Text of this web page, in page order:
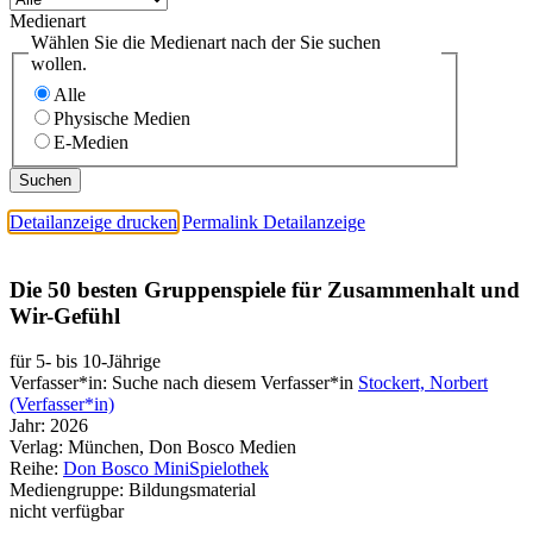
Medienart
Wählen Sie die Medienart nach der Sie suchen
wollen.
Alle
Physische Medien
E-Medien
Detailanzeige drucken Permalink Detailanzeige
Die 50 besten Gruppenspiele für Zusammenhalt und
Wir-Gefühl
für 5- bis 10-Jährige
Verfasser*in: Suche nach diesem Verfasser*in Stockert, Norbert
(Verfasser*in)
Jahr: 2026
Verlag: München, Don Bosco Medien
Reihe: Don Bosco MiniSpielothek
Mediengruppe: Bildungsmaterial
nicht verfügbar